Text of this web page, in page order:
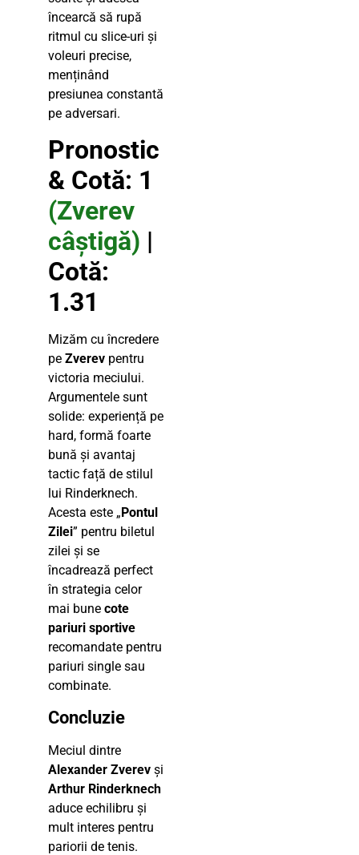
încearcă să rupă
ritmul cu slice-uri și
voleuri precise,
menținând
presiunea constantă
pe adversari.
Pronostic
& Cotă: 1
(Zverev
câștigă) |
Cotă:
1.31
Mizăm cu încredere
pe Zverev pentru
victoria meciului.
Argumentele sunt
solide: experiență pe
hard, formă foarte
bună și avantaj
tactic față de stilul
lui Rinderknech.
Acesta este „ Pontul
Zilei” pentru biletul
zilei și se
încadrează perfect
în strategia celor
mai bune cote
pariuri sportive
recomandate pentru
pariuri single sau
combinate.
Concluzie
Meciul dintre
Alexander Zverev și
Arthur Rinderknech
aduce echilibru și
mult interes pentru
pariorii de tenis.